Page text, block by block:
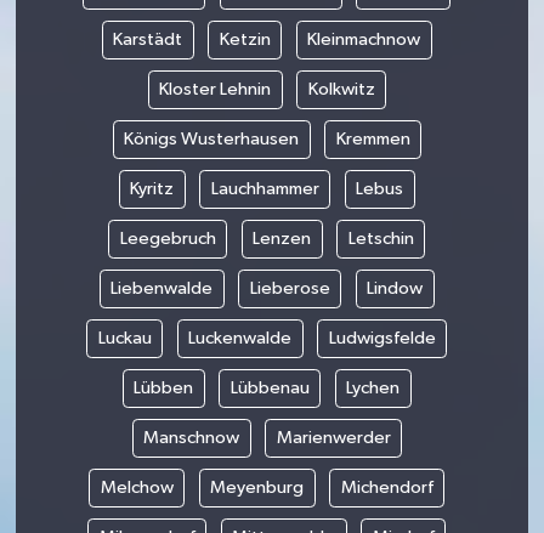
Karstädt Ketzin Kleinmachnow
Kloster Lehnin Kolkwitz
Königs Wusterhausen Kremmen
Kyritz Lauchhammer Lebus
Leegebruch Lenzen Letschin
Liebenwalde Lieberose Lindow
Luckau Luckenwalde Ludwigsfelde
Lübben Lübbenau Lychen
Manschnow Marienwerder
Melchow Meyenburg Michendorf